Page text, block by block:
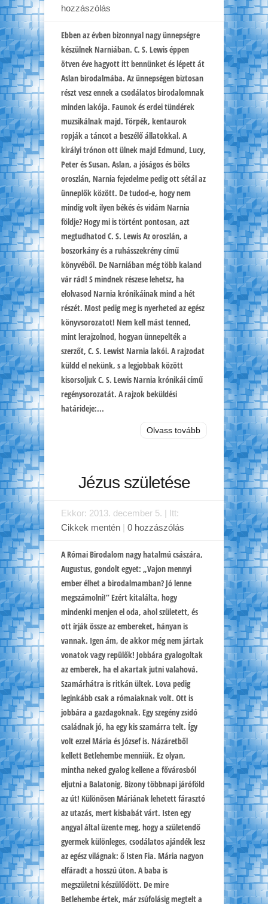
hozzászólás
Ebben az évben bizonnyal nagy ünnepségre
készülnek Narniában. C. S. Lewis éppen
ötven éve hagyott itt bennünket és lépett át
Aslan birodalmába. Az ünnepségen biztosan
részt vesz ennek a csodálatos birodalomnak
minden lakója. Faunok és erdei tündérek
muzsikálnak majd. Törpék, kentaurok
ropják a táncot a beszélő állatokkal. A
királyi trónon ott ülnek majd Edmund, Lucy,
Peter és Susan. Aslan, a jóságos és bölcs
oroszlán, Narnia fejedelme pedig ott sétál az
ünneplők között. De tudod-e, hogy nem
mindig volt ilyen békés és vidám Narnia
földje? Hogy mi is történt pontosan, azt
megtudhatod C. S. Lewis Az oroszlán, a
boszorkány és a ruhásszekrény című
könyvéből. De Narniában még több kaland
vár rád! S mindnek részese lehetsz, ha
elolvasod Narnia krónikáinak mind a hét
részét. Most pedig meg is nyerheted az egész
könyvsorozatot! Nem kell mást tenned,
mint lerajzolnod, hogyan ünnepelték a
szerzőt, C. S. Lewist Narnia lakói. A rajzodat
küldd el nekünk, s a legjobbak között
kisorsoljuk C. S. Lewis Narnia krónikái című
regénysorozatát. A rajzok beküldési
határideje:...
Olvass tovább
Jézus születése
Ekkor: 2013. december 5. | Itt:
Cikkek mentén | 0 hozzászólás
A Római Birodalom nagy hatalmú császára,
Augustus, gondolt egyet: „Vajon mennyi
ember élhet a birodalmamban? Jó lenne
megszámolni!” Ezért kitalálta, hogy
mindenki menjen el oda, ahol született, és
ott írják össze az embereket, hányan is
vannak. Igen ám, de akkor még nem jártak
vonatok vagy repülők! Jobbára gyalogoltak
az emberek, ha el akartak jutni valahová.
Szamárhátra is ritkán ültek. Lova pedig
leginkább csak a rómaiaknak volt. Ott is
jobbára a gazdagoknak. Egy szegény zsidó
családnak jó, ha egy kis szamárra telt. Így
volt ezzel Mária és József is. Názáretből
kellett Betlehembe menniük. Ez olyan,
mintha neked gyalog kellene a fővárosból
eljutni a Balatonig. Bizony többnapi járóföld
az út! Különösen Máriának lehetett fárasztó
az utazás, mert kisbabát várt. Isten egy
angyal által üzente meg, hogy a születendő
gyermek különleges, csodálatos ajándék lesz
az egész világnak: ő Isten Fia. Mária nagyon
elfáradt a hosszú úton. A baba is
megszületni készülődött. De mire
Betlehembe értek, már zsúfolásig megtelt a